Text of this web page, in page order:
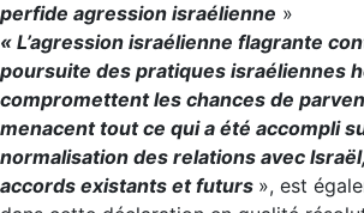
perfide agression israélienne »
« L’agression israélienne flagrante
poursuite des pratiques israéliennes
compromettent les chances de
menacent tout ce qui a été accompli
normalisation des relations avec
accords existants et futurs », est